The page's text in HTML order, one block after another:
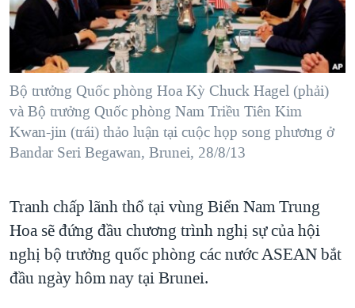
"Tìm"
NGƯỜI VIỆT HẢI NGOẠI
ĐỜI SỐNG
KINH TẾ
KHOA HỌC
SỨC KHOẺ
VĂN HOÁ
GIÁO DỤC
TẠI
HÀNH TRÌNH BẦU CỬ 2024
MỘT NĂM CHIẾN TRANH TẠI DẢI GAZA
GIẢI MÃ VÀNH ĐAI & CON ĐƯỜNG
NGÀY TỊ NẠN THẾ GIỚI
TRỊNH VĨNH BÌNH - NGƯỜI HẠ 'BÊN THẮNG CUỘC'
CHI PHÍ CHIẾN TRANH AFGHANISTAN
CÁC GIÁ TRỊ CỘNG HÒA Ở VIỆT NAM
THƯỢNG ĐỈNH TRUMP-KIM TẠI VIỆT NAM
TRỊNH VĨNH BÌNH VS. CHÍNH PHỦ VIỆT NAM
VIDEO
MẠNG XÃ HỘI
Ngôn ngữ khác
Bộ trưởng Quốc phòng Hoa Kỳ Chuck Hagel (phải)
và Bộ trưởng Quốc phòng Nam Triều Tiên Kim
Kwan-jin (trái) thảo luận tại cuộc họp song phương ở
Bandar Seri Begawan, Brunei, 28/8/13
Tranh chấp lãnh thổ tại vùng Biển Nam Trung
Hoa sẽ đứng đầu chương trình nghị sự của hội
nghị bộ trưởng quốc phòng các nước ASEAN bắt
đầu ngày hôm nay tại Brunei.